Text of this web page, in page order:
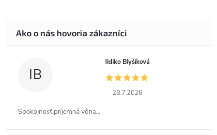
IB
Ildiko Blyšíková
28.7.2026
Spokojnosť,príjemná vôna...